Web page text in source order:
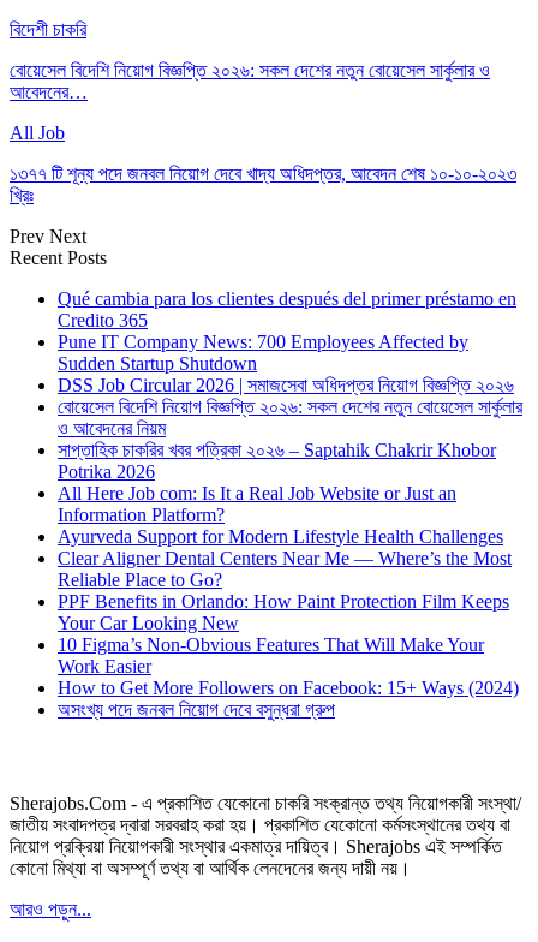
বিদেশী চাকরি
বোয়েসেল বিদেশি নিয়োগ বিজ্ঞপ্তি ২০২৬: সকল দেশের নতুন বোয়েসেল সার্কুলার ও
আবেদনের…
All Job
১৩৭৭ টি শূন্য পদে জনবল নিয়োগ দেবে খাদ্য অধিদপ্তর, আবেদন শেষ ১০-১০-২০২৩
খ্রিঃ
Prev Next
Recent Posts
Qué cambia para los clientes después del primer préstamo en
Credito 365
Pune IT Company News: 700 Employees Affected by
Sudden Startup Shutdown
DSS Job Circular 2026 | সমাজসেবা অধিদপ্তর নিয়োগ বিজ্ঞপ্তি ২০২৬
বোয়েসেল বিদেশি নিয়োগ বিজ্ঞপ্তি ২০২৬: সকল দেশের নতুন বোয়েসেল সার্কুলার
ও আবেদনের নিয়ম
সাপ্তাহিক চাকরির খবর পত্রিকা ২০২৬ – Saptahik Chakrir Khobor
Potrika 2026
All Here Job com: Is It a Real Job Website or Just an
Information Platform?
Ayurveda Support for Modern Lifestyle Health Challenges
Clear Aligner Dental Centers Near Me — Where’s the Most
Reliable Place to Go?
PPF Benefits in Orlando: How Paint Protection Film Keeps
Your Car Looking New
10 Figma’s Non-Obvious Features That Will Make Your
Work Easier
How to Get More Followers on Facebook: 15+ Ways (2024)
অসংখ্য পদে জনবল নিয়োগ দেবে বসুন্ধরা গ্রুপ
Sherajobs.Com - এ প্রকাশিত যেকোনো চাকরি সংক্রান্ত তথ্য নিয়োগকারী সংস্থা/
জাতীয় সংবাদপত্র দ্বারা সরবরাহ করা হয়। প্রকাশিত যেকোনো কর্মসংস্থানের তথ্য বা
নিয়োগ প্রক্রিয়া নিয়োগকারী সংস্থার একমাত্র দায়িত্ব। Sherajobs এই সম্পর্কিত
কোনো মিথ্যা বা অসম্পূর্ণ তথ্য বা আর্থিক লেনদেনের জন্য দায়ী নয়।
আরও পড়ুন...